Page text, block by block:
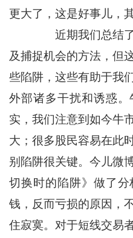
更大了，这是好事儿，
近期我们总结了诸
及捕捉机会的方法，但
些陷阱，这些有助于我
外部诸多干扰和诱惑
实，我们注意到如今牛
大；很多股民容易在此
别陷阱很关键。今儿微
切换时的陷阱》做了
钱，反而亏损的原因，
住寂寞。对于短线交易